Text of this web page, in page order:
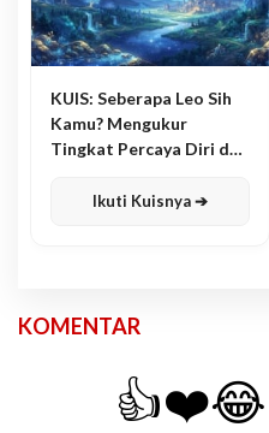
KUIS: Seberapa Leo Sih
Kamu? Mengukur
Tingkat Percaya Diri dan
Ikuti Kuisnya ➔
KOMENTAR
👍❤️😂